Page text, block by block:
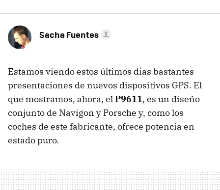
Sacha Fuentes
Estamos viendo estos últimos días bastantes
presentaciones de nuevos dispositivos GPS. El
que mostramos, ahora, elP9611, es un diseño
conjunto de Navigon y Porsche y, como los
coches de este fabricante, ofrece potencia en
estado puro.